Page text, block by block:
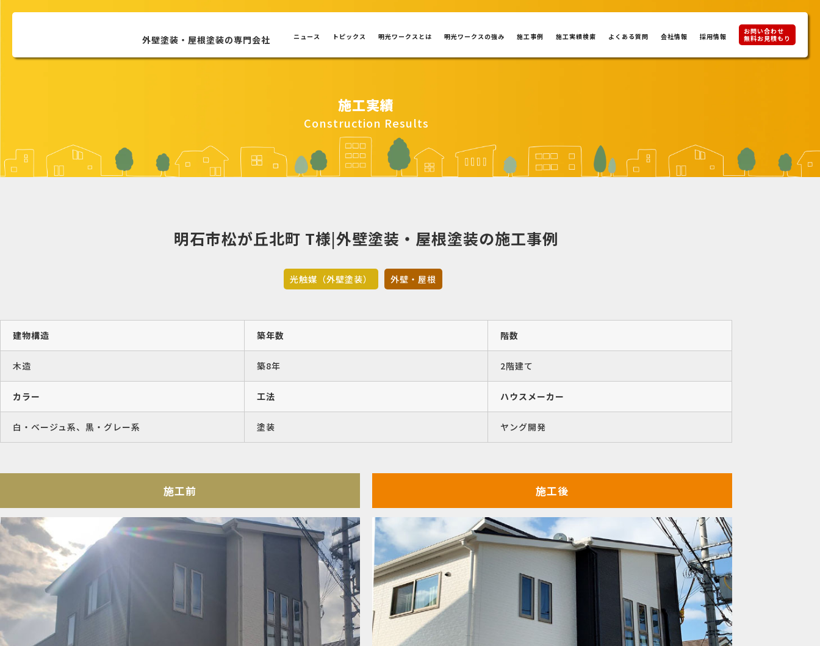
外壁塗装・屋根塗装の専門会社 ニュース トピックス 明光ワークスとは 明光ワークスの強み 施工事例 施工実績検索 よくある質問 会社情報 採用情報
お問い合わせ
無料お見積もり
施工実績
Construction Results
明石市松が丘北町 T様|外壁塗装・屋根塗装の施工事例
光触媒（外壁塗装） 外壁・屋根
建物構造
木造
築年数
築8年
階数
2階建て
カラー
白・ベージュ系、黒・グレー系
工法
塗装
ハウスメーカー
ヤング開発
施工前 施工後